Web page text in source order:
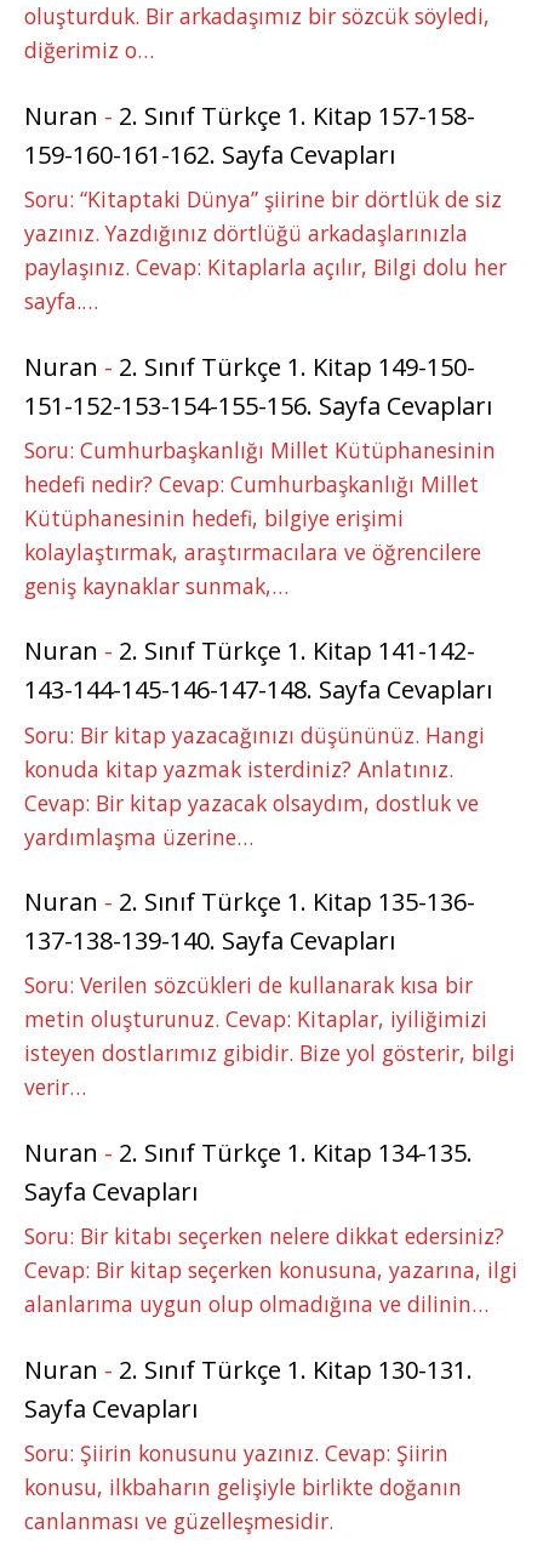
oluşturduk. Bir arkadaşımız bir sözcük söyledi,
diğerimiz o…
Nuran - 2. Sınıf Türkçe 1. Kitap 157-158-
159-160-161-162. Sayfa Cevapları
Soru: “Kitaptaki Dünya” şiirine bir dörtlük de siz
yazınız. Yazdığınız dörtlüğü arkadaşlarınızla
paylaşınız. Cevap: Kitaplarla açılır, Bilgi dolu her
sayfa.…
Nuran - 2. Sınıf Türkçe 1. Kitap 149-150-
151-152-153-154-155-156. Sayfa Cevapları
Soru: Cumhurbaşkanlığı Millet Kütüphanesinin
hedefi nedir? Cevap: Cumhurbaşkanlığı Millet
Kütüphanesinin hedefi, bilgiye erişimi
kolaylaştırmak, araştırmacılara ve öğrencilere
geniş kaynaklar sunmak,…
Nuran - 2. Sınıf Türkçe 1. Kitap 141-142-
143-144-145-146-147-148. Sayfa Cevapları
Soru: Bir kitap yazacağınızı düşününüz. Hangi
konuda kitap yazmak isterdiniz? Anlatınız.
Cevap: Bir kitap yazacak olsaydım, dostluk ve
yardımlaşma üzerine…
Nuran - 2. Sınıf Türkçe 1. Kitap 135-136-
137-138-139-140. Sayfa Cevapları
Soru: Verilen sözcükleri de kullanarak kısa bir
metin oluşturunuz. Cevap: Kitaplar, iyiliğimizi
isteyen dostlarımız gibidir. Bize yol gösterir, bilgi
verir…
Nuran - 2. Sınıf Türkçe 1. Kitap 134-135.
Sayfa Cevapları
Soru: Bir kitabı seçerken nelere dikkat edersiniz?
Cevap: Bir kitap seçerken konusuna, yazarına, ilgi
alanlarıma uygun olup olmadığına ve dilinin…
Nuran - 2. Sınıf Türkçe 1. Kitap 130-131.
Sayfa Cevapları
Soru: Şiirin konusunu yazınız. Cevap: Şiirin
konusu, ilkbaharın gelişiyle birlikte doğanın
canlanması ve güzelleşmesidir.